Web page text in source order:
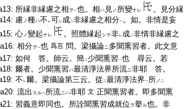
所縁非縁慮之相 ヲ一也。相ハ 見ノ 所變ナレ
。見分縁
慮ノ種ハ不 レ可レ成二非縁慮之相分一。如。非情是妄
心ノ變起ナレ 。照體縁起 シテ非レ成二非情非縁慮之
相分ヲ一也 爲言 問。梁攝論ニ多聞熏習者。此文意
如何 答。師云。簡二 少聞熏習一也 尋云。若
爾者。少聞熏習ハ最清淨法界所流ニ非耶 答。
不 レ爾。梁攝論第三云。從 二最清淨法界一所ノ 二
流出 スル一所流ニハ非耶 文 正聞熏習者。即多聞熏
習義意即同也。所詮聞熏習成就位 ヲ擧ル也。非